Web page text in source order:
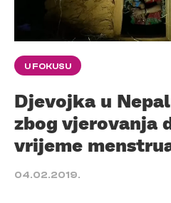
U FOKUSU
Djevojka u
zbog vjerovanja
vrijeme
04.02.2019.